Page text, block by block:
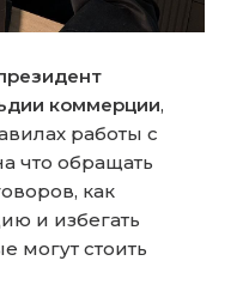
коммерции,
работы с
что обращать
как
и избегать
могут стоить